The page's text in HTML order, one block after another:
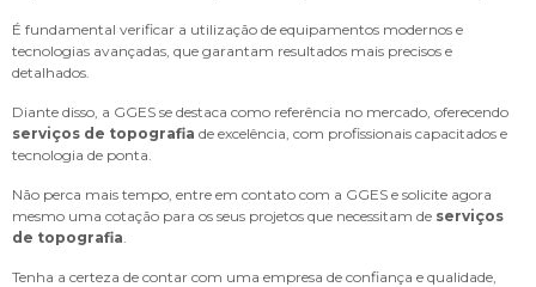
É fundamental verificar a utilização de equipamentos modernos e
tecnologias avançadas, que garantam resultados mais precisos e
detalhados.
Diante disso, a GGES se destaca como referência no mercado, oferecendo
serviços de topografia de excelência, com profissionais capacitados e
tecnologia de ponta.
Não perca mais tempo, entre em contato com a GGES e solicite agora
mesmo uma cotação para os seus projetos que necessitam de serviços
de topografia
Tenha a certeza de contar com uma empresa de confiança e qualidade,